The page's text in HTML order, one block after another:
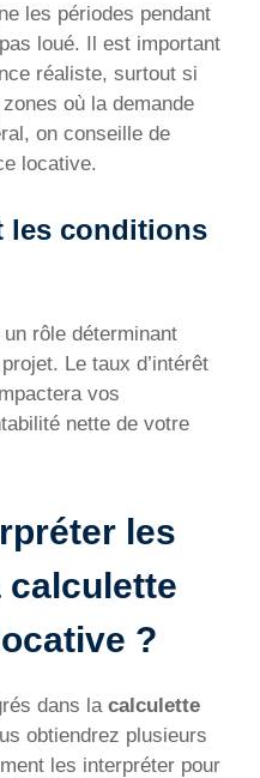
les périodes pendant
loué. Il est important
réaliste, surtout si
où la demande
on conseille de
locative.
les conditions
un rôle déterminant
Le taux d’intérêt
vos
nette de votre
les
calculette
?
dans la calculette
obtiendrez plusieurs
les interpréter pour